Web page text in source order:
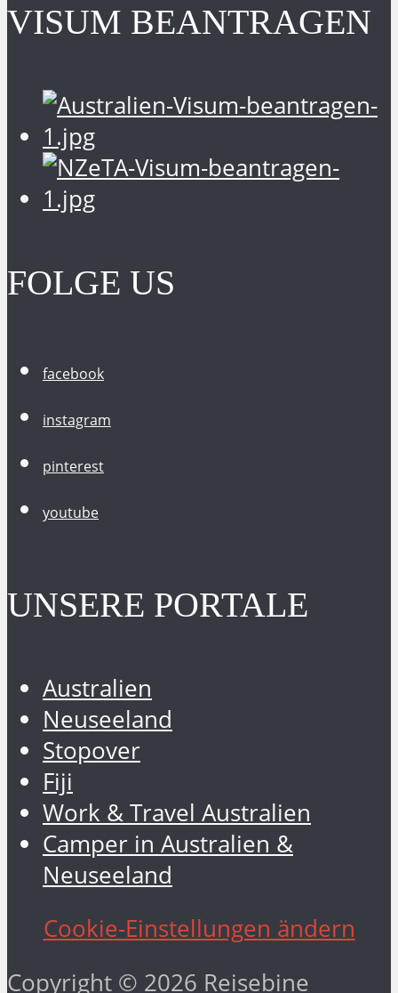
VISUM BEANTRAGEN
FOLGE US
facebook
instagram
pinterest
youtube
UNSERE PORTALE
Australien
Neuseeland
Stopover
Fiji
Work & Travel Australien
Camper in Australien &
Neuseeland
Cookie-Einstellungen ändern
Copyright © 2026 Reisebine